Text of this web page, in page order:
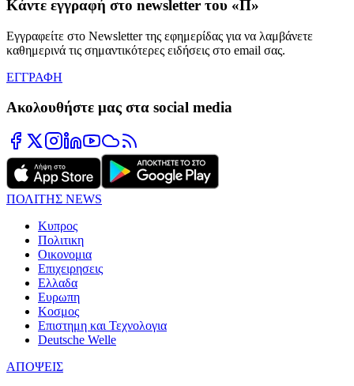
Κάντε εγγραφή στο newsletter του «Π»
Εγγραφείτε στο Newsletter της εφημερίδας για να λαμβάνετε
καθημερινά τις σημαντικότερες ειδήσεις στο email σας.
ΕΓΓΡΑΦΗ
Ακολουθήστε μας στα social media
ΠΟΛΙΤΗΣ NEWS
Κυπρος
Πολιτικη
Οικονομια
Επιχειρησεις
Ελλαδα
Ευρωπη
Κοσμος
Επιστημη και Τεχνολογια
Deutsche Welle
ΑΠΟΨΕΙΣ